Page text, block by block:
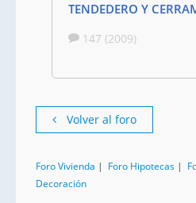
TENDEDERO Y
147 (2009)
Volver al foro
Foro Vivienda | Foro Hipotecas |
Decoración